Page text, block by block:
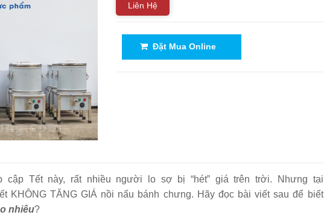
Liên Hệ
Đặt Mua Online
cập Tết này, rất nhiều người lo sợ bị “hét” giá trên trời. Nhưng tại
KHÔNG TĂNG GIÁ nồi nấu bánh chưng. Hãy đọc bài viết sau để biết
nhiêu?